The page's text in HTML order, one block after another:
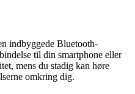
indbyggede Bluetooth-
til din smartphone eller
mens du stadig kan høre
omkring dig.